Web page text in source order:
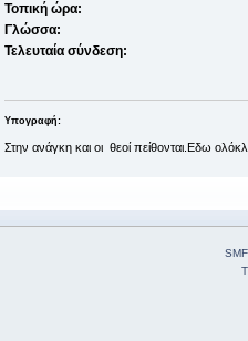
Τοπική ώρα:
Γλώσσα:
Τελευταία σύνδεση:
Υπογραφή:
Στην ανάγκη και οι θεοί πείθονται.Εδω